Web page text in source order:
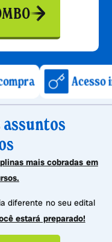
Acesso imediato
assuntos
mais cobradas em
diferente no seu edital
estará preparado!